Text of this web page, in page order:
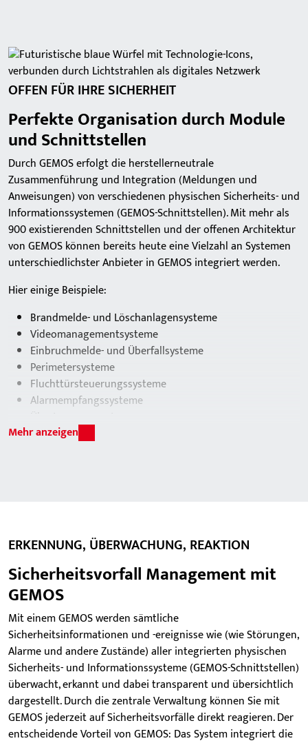
OFFEN FÜR IHRE SICHERHEIT
Perfekte Organisation durch Module
und Schnittstellen
Durch GEMOS erfolgt die herstellerneutrale
Zusammenführung und Integration (Meldungen und
Anweisungen) von verschiedenen physischen Sicherheits- und
Informationssystemen (GEMOS-Schnittstellen). Mit mehr als
900 existierenden Schnittstellen und der offenen Architektur
von GEMOS können bereits heute eine Vielzahl an Systemen
unterschiedlichster Anbieter in GEMOS integriert werden.
Hier einige Beispiele:
Brandmelde- und Löschanlagensysteme
Videomanagementsysteme
Einbruchmelde- und Überfallsysteme
Perimetersysteme
Fluchttürsteuerungssysteme
Alarmempfangssysteme
Übertragungssysteme
Kommunikationssysteme
DALI, EIB/KNX, ESPA, Modbus, OPC, SNMP
Mehr zu den Schnittstellen
Bei der Organisation und effizienten Nutzung von GEMOS
helfen zahlreiche Module. Damit bietet GEMOS Ihnen
Lösungen für nahezu jede Aufgabenstellung an.
Mehr zu den Modulen
Mehr anzeigen
ERKENNUNG, ÜBERWACHUNG, REAKTION
Sicherheitsvorfall Management mit
GEMOS
Mit einem GEMOS werden sämtliche
Sicherheitsinformationen und -ereignisse wie (wie Störungen,
Alarme und andere Zustände) aller integrierten physischen
Sicherheits- und Informationssysteme (GEMOS-Schnittstellen)
überwacht, erkannt und dabei transparent und übersichtlich
dargestellt. Durch die zentrale Verwaltung können Sie mit
GEMOS jederzeit auf Sicherheitsvorfälle direkt reagieren. Der
entscheidende Vorteil von GEMOS: Das System integriert die